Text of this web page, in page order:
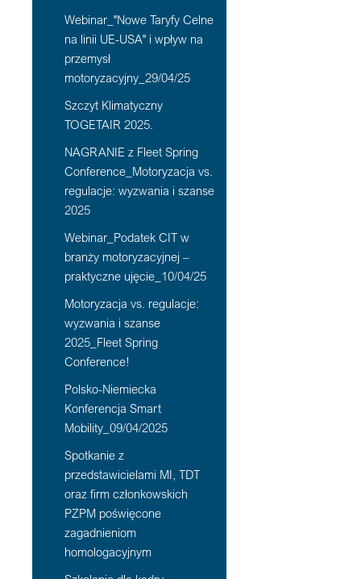
Webinar_"Nowe Taryfy Celne
na linii UE-USA" i wpływ na
przemysł
motoryzacyjny_29/04/25
Szczyt Klimatyczny
TOGETAIR 2025.
NAGRANIE z Fleet Spring
Conference_Motoryzacja vs.
regulacje: wyzwania i szanse
2025
Webinar_Podatek CIT w
branży motoryzacyjnej –
praktyczne ujęcie_10/04/25
Motoryzacja vs. regulacje:
wyzwania i szanse
2025_Fleet Spring
Conference!
Polsko-Niemiecka
Konferencja Smart
Mobility_09/04/2025
Spotkanie z
przedstawicielami MI, TDT
oraz firm członkowskich
PZPM poświęcone
zagadnieniom
homologacyjnym